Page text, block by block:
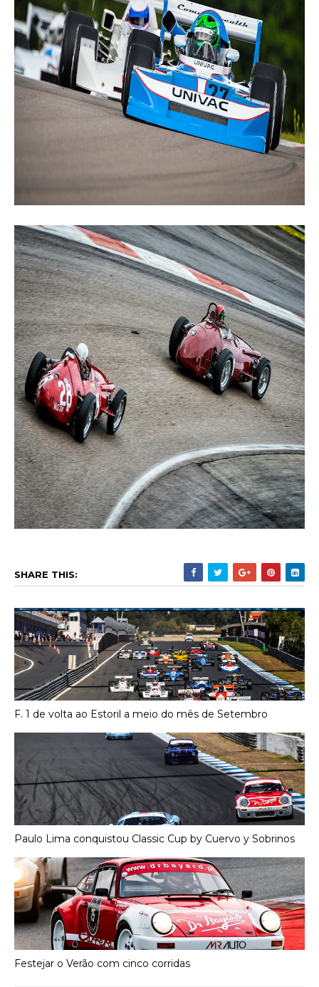
SHARE THIS:
F. 1 de volta ao Estoril a meio do mês de Setembro
Paulo Lima conquistou Classic Cup by Cuervo y Sobrinos
Festejar o Verão com cinco corridas